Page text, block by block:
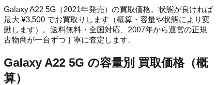
Galaxy A22 5G （2021年発売） の買取価格。 状態が良ければ
最大 ¥3,500 でお買取りします（概算・容量や状態により変
動します）。 送料無料・全国対応、 2007年から運営の正規
古物商が一台ずつ丁寧に査定します。
Galaxy A22 5G の容量別 買取価格（概
算）